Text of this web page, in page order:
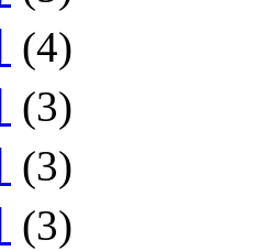
(4)
(3)
(3)
(3)